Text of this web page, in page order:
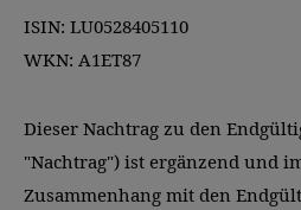
ISIN: LU0528405110
WKN: A1ET87
Dieser Nachtrag zu den
"Nachtrag") ist ergänzend und
Zusammenhang mit den